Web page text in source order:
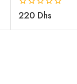
0
5
220 Dhs